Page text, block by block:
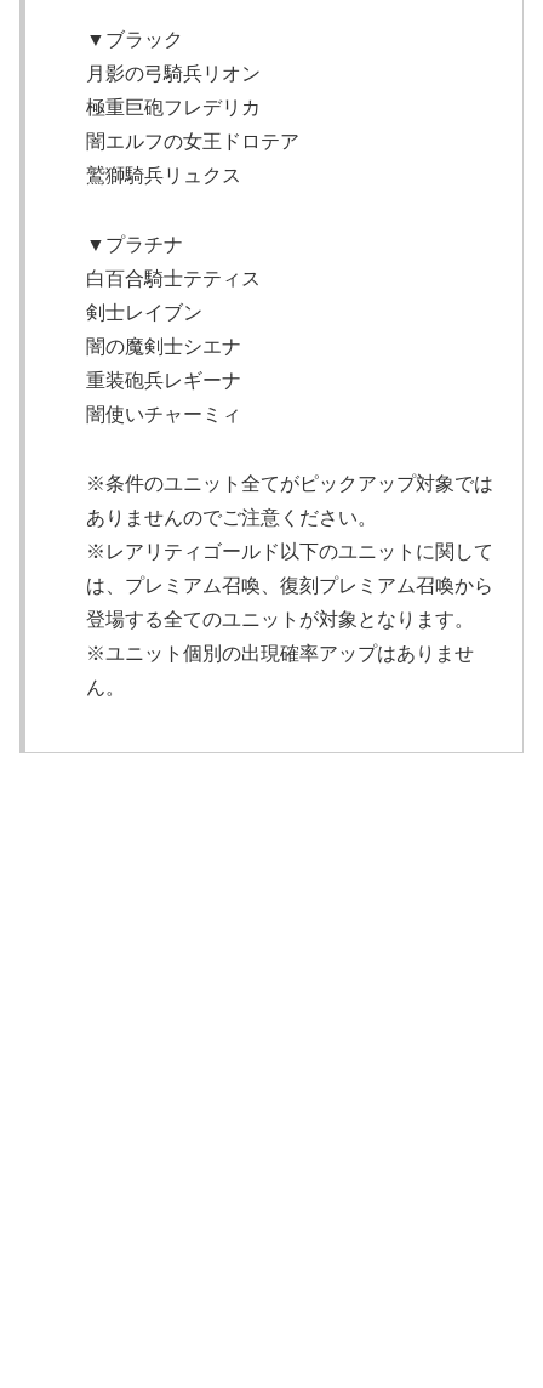
▼ブラック
月影の弓騎兵リオン
極重巨砲フレデリカ
闇エルフの女王ドロテア
鷲獅騎兵リュクス
▼プラチナ
白百合騎士テティス
剣士レイブン
闇の魔剣士シエナ
重装砲兵レギーナ
闇使いチャーミィ
※条件のユニット全てがピックアップ対象では
ありませんのでご注意ください。
※レアリティゴールド以下のユニットに関して
は、プレミアム召喚、復刻プレミアム召喚から
登場する全てのユニットが対象となります。
※ユニット個別の出現確率アップはありませ
ん。